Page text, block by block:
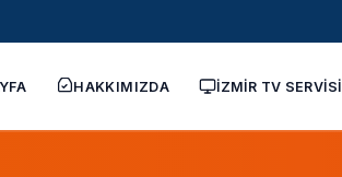
HAKKIMIZDA İZMİR TV SERVİSİ